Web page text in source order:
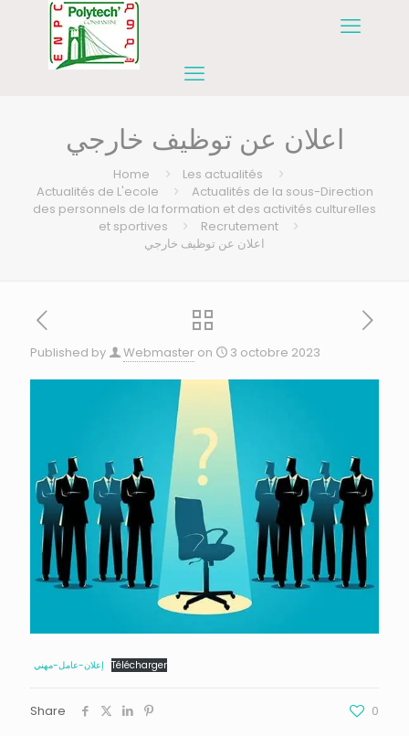
اعلان عن توظيف خارجي
Home
Les actualités
Actualités de L'ecole
Actualités de la sous-Direction
des personnels de la formation et des activités culturelles
et sportives
Recrutement
اعلان عن توظيف خارجي
Published by Webmaster on 3 octobre 2023
إعلان-عامل-مهني Télécharger
Share 0